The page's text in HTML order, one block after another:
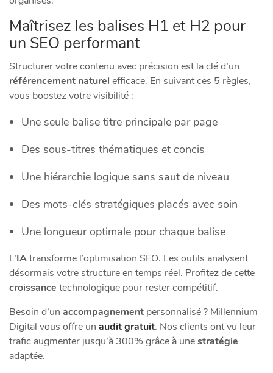
Maîtrisez les balises H1 et H2 pour
un SEO performant
Structurer votre contenu avec précision est la clé d’un
référencement naturel efficace. En suivant ces 5 règles,
vous boostez votre visibilité :
Une seule balise titre principale par page
Des sous-titres thématiques et concis
Une hiérarchie logique sans saut de niveau
Des mots-clés stratégiques placés avec soin
Une longueur optimale pour chaque balise
L’IAtransforme l’optimisation SEO. Les outils analysent
désormais votre structure en temps réel. Profitez de cette
croissance technologique pour rester compétitif.
Besoin d’un accompagnement personnalisé ? Millennium
Digital vous offre un audit gratuit. Nos clients ont vu leur
trafic augmenter jusqu’à 300% grâce à unestratégie
adaptée.